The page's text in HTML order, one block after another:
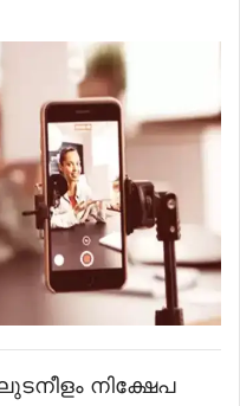
നിക്ഷേപ